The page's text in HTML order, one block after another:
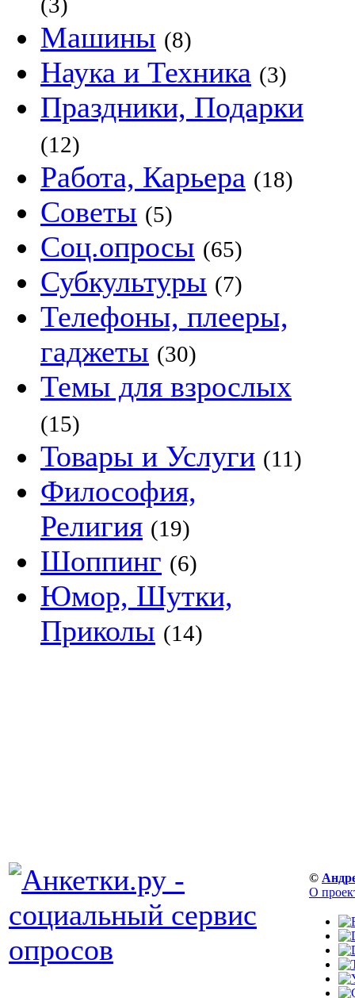
Машины (8)
Наука и Техника (3)
Праздники, Подарки
(12)
Работа, Карьера (18)
Советы (5)
Соц.опросы (65)
Субкультуры (7)
Телефоны, плееры,
гаджеты (30)
Темы для взрослых
(15)
Товары и Услуги (11)
Философия,
Религия (19)
Шоппинг (6)
Юмор, Шутки,
Приколы (14)
©
О